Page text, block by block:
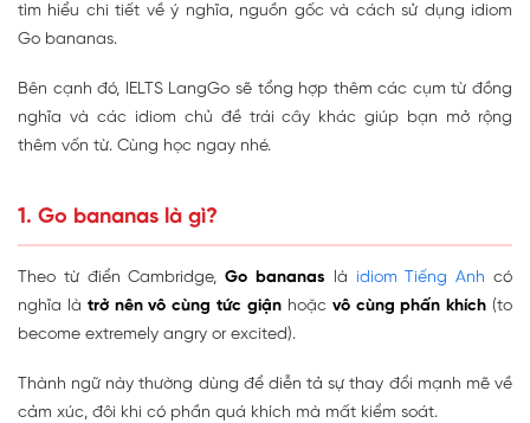
tìm hiểu chi tiết về ý nghĩa, nguồn gốc và cách sử dụng idiom
Go bananas.
Bên cạnh đó, IELTS LangGo sẽ tổng hợp thêm các cụm từ đồng
nghĩa và các idiom chủ đề trái cây khác giúp bạn mở rộng
thêm vốn từ. Cùng học ngay nhé.
1. Go bananas là gì?
Theo từ điển Cambridge,Go bananas là idiom Tiếng Anh có
nghĩa là trở nên vô cùng tức giậnhoặc vô cùng phấn khích (to
become extremely angry or excited).
Thành ngữ nàythường dùng để diễn tả sự thay đổi mạnh mẽ về
cảm xúc, đôi khi có phần quá khích mà mất kiểm soát.